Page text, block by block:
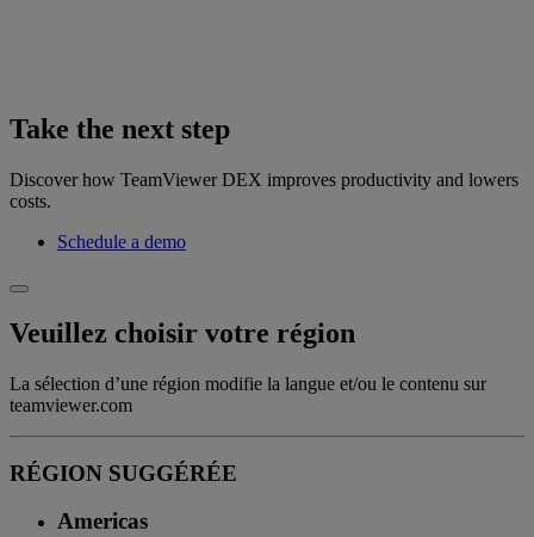
Take the next step
Discover how TeamViewer DEX improves productivity and lowers
costs.
Schedule a demo
Veuillez choisir votre région
La sélection d’une région modifie la langue et/ou le contenu sur
teamviewer.com
RÉGION SUGGÉRÉE
Americas